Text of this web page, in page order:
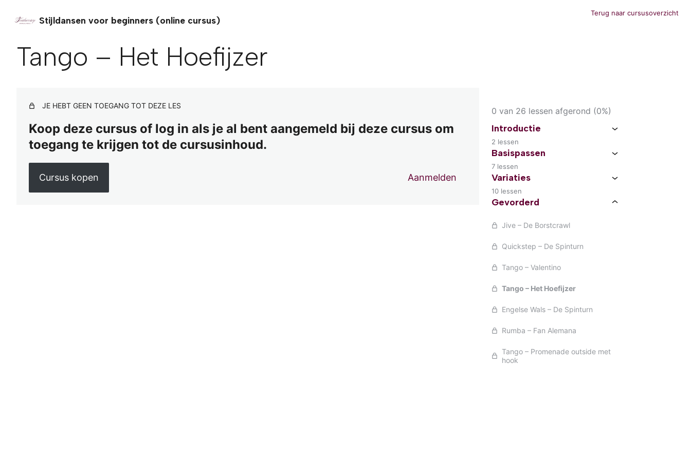
Stijldansen voor beginners (online cursus)
Terug naar cursusoverzicht
Tango – Het Hoefijzer
JE HEBT GEEN TOEGANG TOT DEZE LES
Koop deze cursus of log in als je al bent aangemeld bij deze cursus om
toegang te krijgen tot de cursusinhoud.
Cursus kopen Aanmelden
0 van 26 lessen afgerond (0%)
Introductie
2 lessen
Basispassen
7 lessen
Variaties
10 lessen
Gevorderd
Jive – De Borstcrawl
Quickstep – De Spinturn
Tango – Valentino
Tango – Het Hoefijzer
Engelse Wals – De Spinturn
Rumba – Fan Alemana
Tango – Promenade outside met
hook